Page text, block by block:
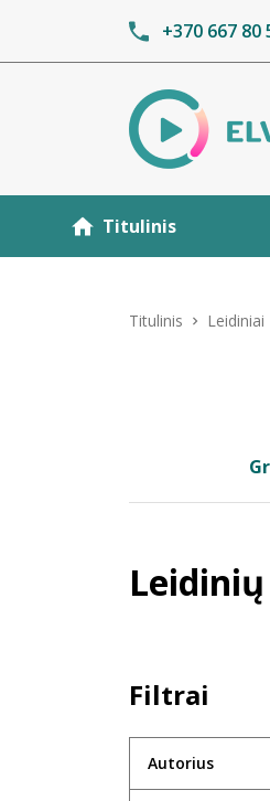
+370 667 80
Titulinis
Titulinis Leidiniai
Filtrai
Autorius